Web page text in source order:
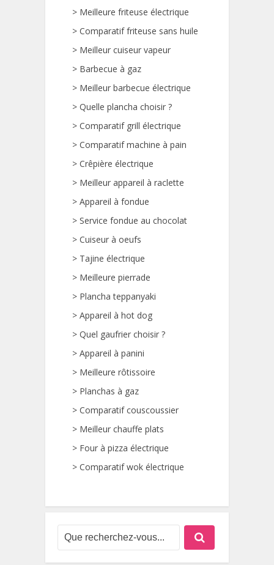
> Meilleure friteuse électrique
> Comparatif friteuse sans huile
> Meilleur cuiseur vapeur
> Barbecue à gaz
> Meilleur barbecue électrique
> Quelle plancha choisir ?
> Comparatif grill électrique
> Comparatif machine à pain
> Crêpière électrique
> Meilleur appareil à raclette
> Appareil à fondue
> Service fondue au chocolat
> Cuiseur à oeufs
> Tajine électrique
> Meilleure pierrade
> Plancha teppanyaki
> Appareil à hot dog
> Quel gaufrier choisir ?
> Appareil à panini
> Meilleure rôtissoire
> Planchas à gaz
> Comparatif couscoussier
> Meilleur chauffe plats
> Four à pizza électrique
> Comparatif wok électrique